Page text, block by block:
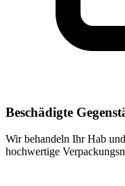
Beschädigte
Wir behandeln Ihr Hab
hochwertige